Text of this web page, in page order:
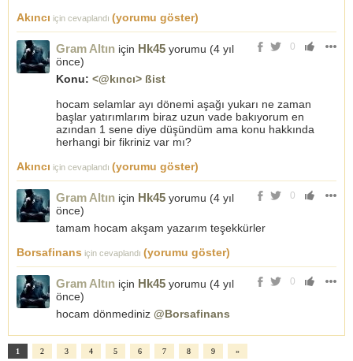
Akıncı için cevaplandı (yorumu göster)
0
Gram Altın için Hk45 yorumu (4 yıl
önce)
Konu: <@kıncı> ßist
hocam selamlar ayı dönemi aşağı yukarı ne zaman
başlar yatırımlarım biraz uzun vade bakıyorum en
azından 1 sene diye düşündüm ama konu hakkında
herhangi bir fikriniz var mı?
Akıncı için cevaplandı (yorumu göster)
0
Gram Altın için Hk45 yorumu (4 yıl
önce)
tamam hocam akşam yazarım teşekkürler
Borsafinans için cevaplandı (yorumu göster)
0
Gram Altın için Hk45 yorumu (4 yıl
önce)
hocam dönmediniz @Borsafinans
1 2 3 4 5 6 7 8 9 »